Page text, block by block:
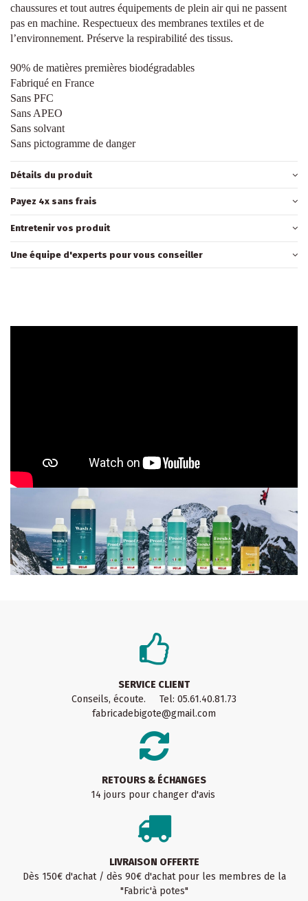
chaussures et tout autres équipements de plein air qui ne passent
pas en machine. Respectueux des membranes textiles et de
l’environnement. Préserve la respirabilité des tissus.
90% de matières premières biodégradables
Fabriqué en France
Sans PFC
Sans APEO
Sans solvant
Sans pictogramme de danger
Détails du produit
Payez 4x sans frais
Entretenir vos produit
Une équipe d'experts pour vous conseiller
SERVICE CLIENT
Conseils, écoute. Tel: 05.61.40.81.73
fabricadebigote@gmail.com
RETOURS & ÉCHANGES
14 jours pour changer d'avis
LIVRAISON OFFERTE
Dès 150€ d'achat / dès 90€ d'achat pour les membres de la
"Fabric'à potes"